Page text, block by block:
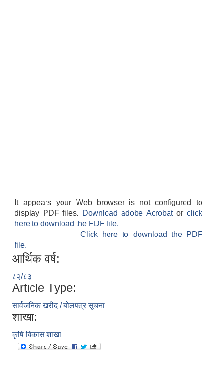
It appears your Web browser is not configured to
display PDF files.
Download adobe Acrobatorclick
here to download the PDF file.
Click here to download the PDF
file.
आर्थिक वर्ष:
८२/८३
Article Type:
सार्वजनिक खरीद / बोलपत्र सूचना
शाखा:
कृषि विकास शाखा